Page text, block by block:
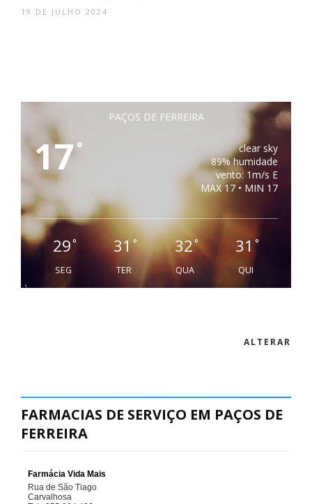
19 DE JULHO 2024
PAÇOS DE FERREIRA
17°
clear sky
89% humidade
vento: 1m/s E
MAX 17 • MIN 17
29°
SEG
31°
TER
32°
QUA
31°
QUI
ALTERAR
FARMACIAS DE SERVIÇO EM PAÇOS DE
FERREIRA